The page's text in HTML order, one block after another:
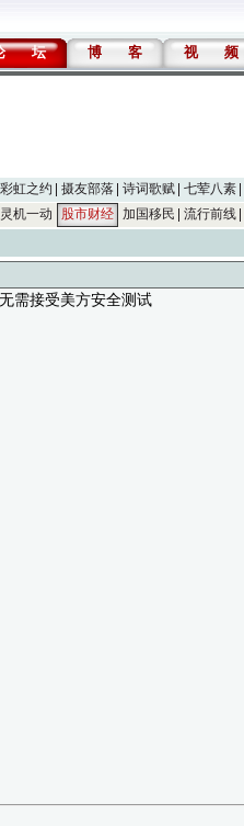
坛 博 客 视 频
彩虹之约 摄友部落 诗词歌赋 七荤八素
灵机一动 股市财经 加国移民 流行前线
需接受美方安全测试